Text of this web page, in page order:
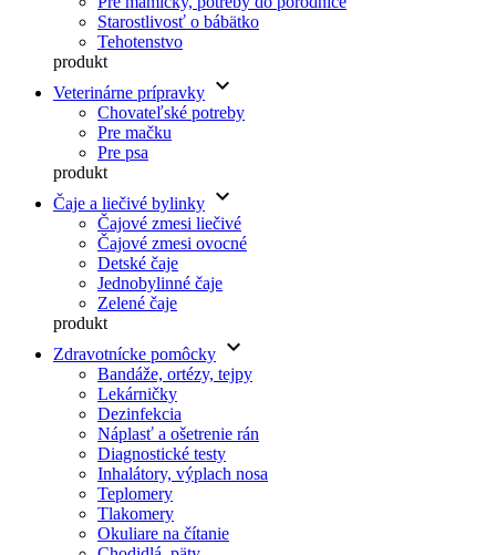
Starostlivosť o bábätko
Tehotenstvo
produkt
Veterinárne prípravky keyboard_arrow_down
Chovateľské potreby
Pre mačku
Pre psa
produkt
Čaje a liečivé bylinky keyboard_arrow_down
Čajové zmesi liečivé
Čajové zmesi ovocné
Detské čaje
Jednobylinné čaje
Zelené čaje
produkt
Zdravotnícke pomôcky keyboard_arrow_down
Bandáže, ortézy, tejpy
Lekárničky
Dezinfekcia
Náplasť a ošetrenie rán
Diagnostické testy
Inhalátory, výplach nosa
Teplomery
Tlakomery
Okuliare na čítanie